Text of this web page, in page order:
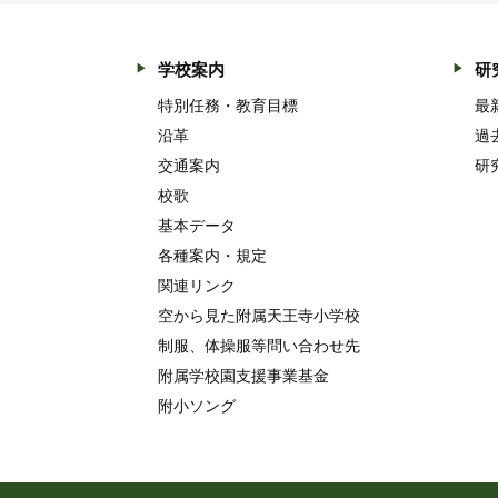
学校案内
特別任務・教育目標
沿革
交通案内
校歌
基本データ
各種案内・規定
関連リンク
空から見た附属天王寺小学校
制服、体操服等問い合わせ先
附属学校園支援事業基金
附小ソング
研
最
過
研